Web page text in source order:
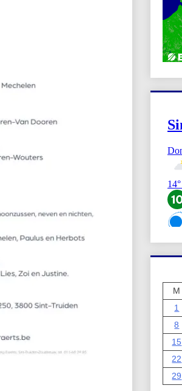
M
1
8
15
22
29